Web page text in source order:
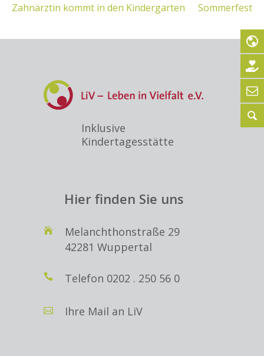
Zahnärztin kommt in den Kindergarten Sommerfest
Inklusive
Kindertagesstätte
Hier finden Sie uns
Melanchthonstraße 29
42281 Wuppertal
Telefon 0202 . 250 56 0
Ihre Mail an LiV